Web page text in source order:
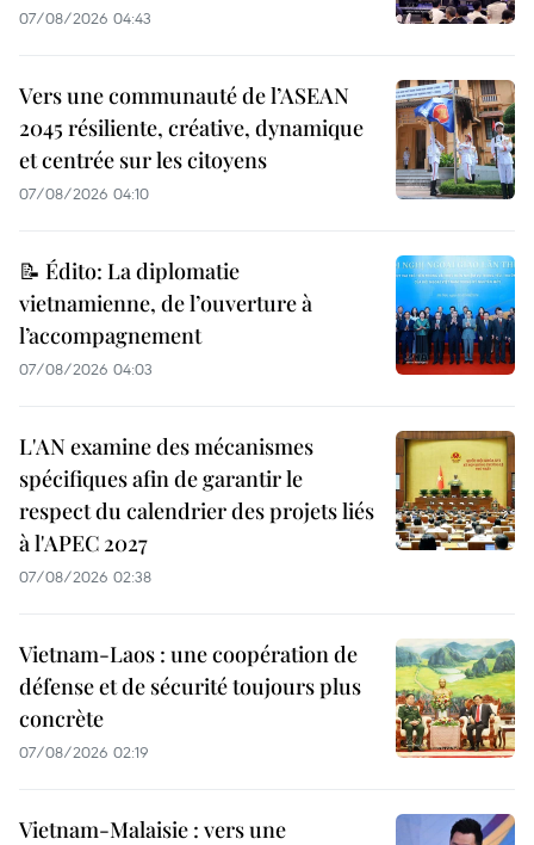
07/08/2026 04:43
Vers une communauté de l’ASEAN
2045 résiliente, créative, dynamique
et centrée sur les citoyens
07/08/2026 04:10
📝 Édito: La diplomatie
vietnamienne, de l’ouverture à
l’accompagnement
07/08/2026 04:03
L'AN examine des mécanismes
spécifiques afin de garantir le
respect du calendrier des projets liés
à l'APEC 2027
07/08/2026 02:38
Vietnam-Laos : une coopération de
défense et de sécurité toujours plus
concrète
07/08/2026 02:19
Vietnam-Malaisie : vers une